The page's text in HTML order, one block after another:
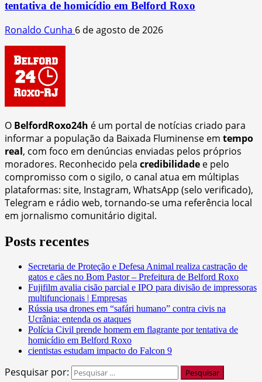
tentativa de homicídio em Belford Roxo
Ronaldo Cunha 6 de agosto de 2026
O BelfordRoxo24h é um portal de notícias criado para
informar a população da Baixada Fluminense em tempo
real, com foco em denúncias enviadas pelos próprios
moradores. Reconhecido pela credibilidade e pelo
compromisso com o sigilo, o canal atua em múltiplas
plataformas: site, Instagram, WhatsApp (selo verificado),
Telegram e rádio web, tornando-se uma referência local
em jornalismo comunitário digital.
Posts recentes
Secretaria de Proteção e Defesa Animal realiza castração de
gatos e cães no Bom Pastor – Prefeitura de Belford Roxo
Fujifilm avalia cisão parcial e IPO para divisão de impressoras
multifuncionais | Empresas
Rússia usa drones em “safári humano” contra civis na
Ucrânia: entenda os ataques
Polícia Civil prende homem em flagrante por tentativa de
homicídio em Belford Roxo
cientistas estudam impacto do Falcon 9
Pesquisar por: